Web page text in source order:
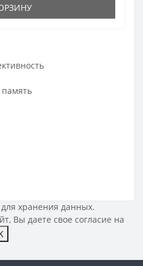
для хранения данных.
Вы даете свое согласие на